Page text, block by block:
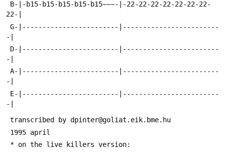
22-|
-|
-|
-|
-|
transcribed by dpinter@goliat.eik.bme.hu
1995 april
* on the live killers version: